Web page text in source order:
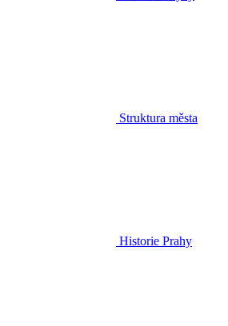
Struktura města
Historie Prahy